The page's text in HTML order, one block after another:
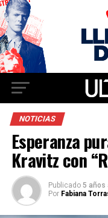
NOTICIAS
Esperanza
Kravitz con
Publicado 5 años
Por Fabiana